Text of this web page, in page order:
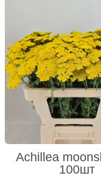
Achillea
100шт